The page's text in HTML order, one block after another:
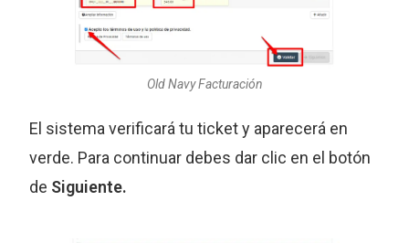
Old Navy Facturación
El sistema verificará tu ticket y aparecerá en
verde. Para continuar debes dar clic en el botón
de Siguiente.